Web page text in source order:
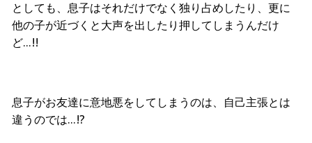
としても、息子はそれだけでなく独り占めしたり、更に
他の子が近づくと大声を出したり押してしまうんだけ
ど…!!
息子がお友達に意地悪をしてしまうのは、自己主張とは
違うのでは…!?